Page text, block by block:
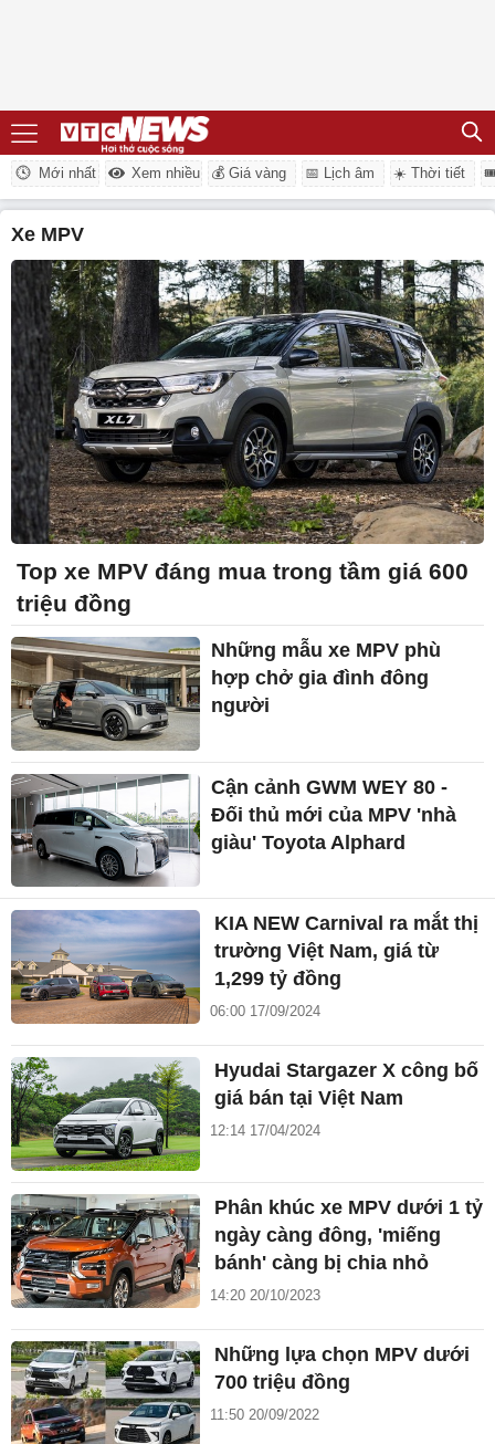
Mới nhất Xem nhiều 💰 Giá vàng 📅 Lịch âm ☀️ Thời tiết
xe MPV
Top xe MPV đáng mua trong tầm giá 600
triệu đồng
Những mẫu xe MPV phù
hợp chở gia đình đông
người
Cận cảnh GWM WEY 80 -
Đối thủ mới của MPV 'nhà
giàu' Toyota Alphard
KIA NEW Carnival ra mắt thị
trường Việt Nam, giá từ
1,299 tỷ đồng
06:00 17/09/2024
Hyudai Stargazer X công bố
giá bán tại Việt Nam
12:14 17/04/2024
Phân khúc xe MPV dưới 1 tỷ
ngày càng đông, 'miếng
bánh' càng bị chia nhỏ
14:20 20/10/2023
Những lựa chọn MPV dưới
700 triệu đồng
11:50 20/09/2022